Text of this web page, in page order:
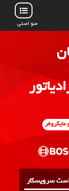
منو اصلی
سرویسکار